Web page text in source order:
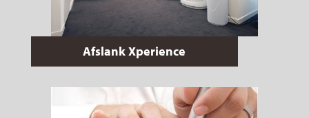
Afslank Xperience